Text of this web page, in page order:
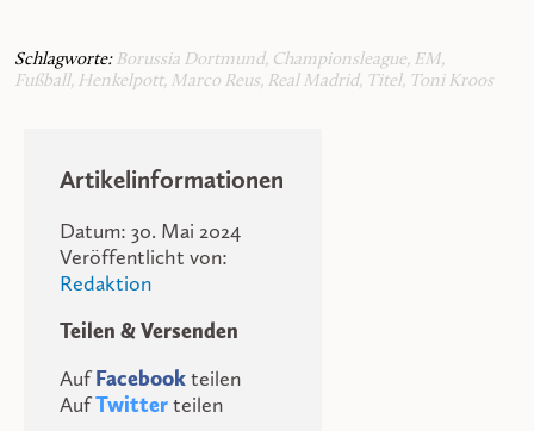
Schlagworte: Borussia Dortmund, Championsleague, EM,
Fußball, Henkelpott, Marco Reus, Real Madrid, Titel, Toni Kroos
Artikelinformationen
Datum: 30. Mai 2024
Veröffentlicht von:
Redaktion
Teilen & Versenden
AufFacebookteilen
AufTwitterteilen